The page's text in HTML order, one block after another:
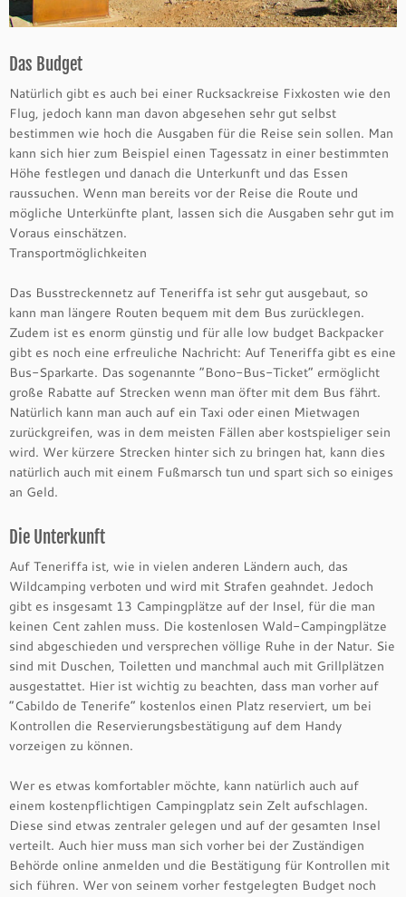
Das Budget
Natürlich gibt es auch bei einer Rucksackreise Fixkosten wie den
Flug, jedoch kann man davon abgesehen sehr gut selbst
bestimmen wie hoch die Ausgaben für die Reise sein sollen. Man
kann sich hier zum Beispiel einen Tagessatz in einer bestimmten
Höhe festlegen und danach die Unterkunft und das Essen
raussuchen. Wenn man bereits vor der Reise die Route und
mögliche Unterkünfte plant, lassen sich die Ausgaben sehr gut im
Voraus einschätzen.
Transportmöglichkeiten
Das Busstreckennetz auf Teneriffa ist sehr gut ausgebaut, so
kann man längere Routen bequem mit dem Bus zurücklegen.
Zudem ist es enorm günstig und für alle low budget Backpacker
gibt es noch eine erfreuliche Nachricht: Auf Teneriffa gibt es eine
Bus-Sparkarte. Das sogenannte “Bono-Bus-Ticket” ermöglicht
große Rabatte auf Strecken wenn man öfter mit dem Bus fährt.
Natürlich kann man auch auf ein Taxi oder einen Mietwagen
zurückgreifen, was in dem meisten Fällen aber kostspieliger sein
wird. Wer kürzere Strecken hinter sich zu bringen hat, kann dies
natürlich auch mit einem Fußmarsch tun und spart sich so einiges
an Geld.
Die Unterkunft
Auf Teneriffa ist, wie in vielen anderen Ländern auch, das
Wildcamping verboten und wird mit Strafen geahndet. Jedoch
gibt es insgesamt 13 Campingplätze auf der Insel, für die man
keinen Cent zahlen muss. Die kostenlosen Wald-Campingplätze
sind abgeschieden und versprechen völlige Ruhe in der Natur. Sie
sind mit Duschen, Toiletten und manchmal auch mit Grillplätzen
ausgestattet. Hier ist wichtig zu beachten, dass man vorher auf
“Cabildo de Tenerife” kostenlos einen Platz reserviert, um bei
Kontrollen die Reservierungsbestätigung auf dem Handy
vorzeigen zu können.
Wer es etwas komfortabler möchte, kann natürlich auch auf
einem kostenpflichtigen Campingplatz sein Zelt aufschlagen.
Diese sind etwas zentraler gelegen und auf der gesamten Insel
verteilt. Auch hier muss man sich vorher bei der Zuständigen
Behörde online anmelden und die Bestätigung für Kontrollen mit
sich führen. Wer von seinem vorher festgelegten Budget noch